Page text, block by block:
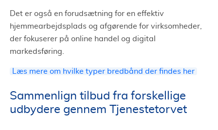
Det er også en forudsætning for en effektiv
hjemmearbejdsplads og afgørende for virksomheder,
der fokuserer på online handel og digital
markedsføring.
Læs mere om hvilke typer bredbånd der findes her
Sammenlign tilbud fra forskellige
udbydere gennem Tjenestetorvet